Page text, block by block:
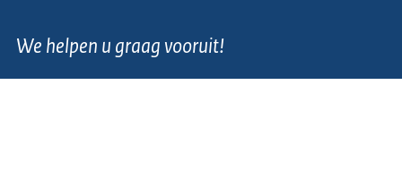
We helpen u graag vooruit!